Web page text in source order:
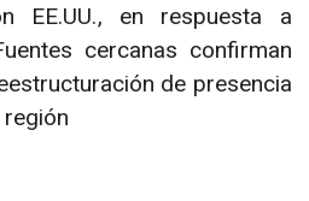
EE.UU., en respuesta a
cercanas confirman
de presencia